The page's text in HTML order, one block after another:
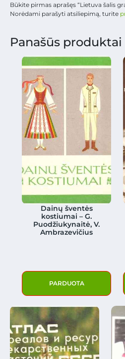
Būkite pirmas aprašęs “Lietuva šalis
Norėdami parašyti atsiliepimą, turite
Panašūs produktai
Dainų šventės
kostiumai – G.
Puodžiukynaitė, V.
Ambrazevičius
PARDUOTA